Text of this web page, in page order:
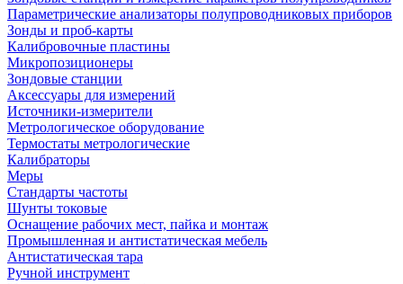
Параметрические анализаторы полупроводниковых приборов
Зонды и проб-карты
Калибровочные пластины
Микропозиционеры
Зондовые станции
Аксессуары для измерений
Источники-измерители
Метрологическое оборудование
Термостаты метрологические
Калибраторы
Меры
Стандарты частоты
Шунты токовые
Оснащение рабочих мест, пайка и монтаж
Промышленная и антистатическая мебель
Антистатическая тара
Ручной инструмент